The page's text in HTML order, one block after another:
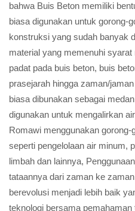
bahwa Buis Beton memiliki
biasa digunakan untuk gorong-
konstruksi yang sudah banyak
material yang memenuhi
padat pada buis beton, buis
prasejarah hingga zaman/
biasa dibunakan sebagai
digunakan untuk mengalirkan
Romawi menggunakan
seperti pengelolaan air minum,
limbah dan lainnya,
tataannya dari zaman ke
berevolusi menjadi lebih baik
teknologi bersama